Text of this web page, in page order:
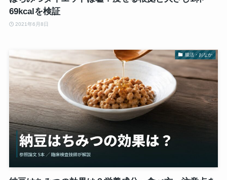
69kcalを検証
2021年6月8日
腸活・おなか